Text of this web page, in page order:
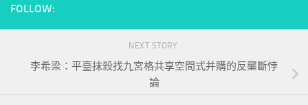
FOLLOW:
NEXT STORY
李希梁：平臺抹殺找九宮格共享空間式并購的反壟斷悖
論